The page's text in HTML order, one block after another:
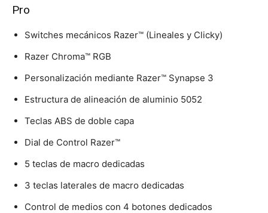
Pro
Switches mecánicos Razer™ (Lineales y Clicky)
Razer Chroma™ RGB
Personalización mediante Razer™ Synapse 3
Estructura de alineación de aluminio 5052
Teclas ABS de doble capa
Dial de Control Razer™
5 teclas de macro dedicadas
3 teclas laterales de macro dedicadas
Control de medios con 4 botones dedicados